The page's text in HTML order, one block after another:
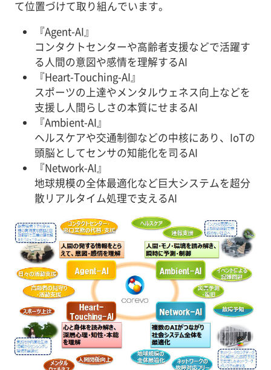
て位置づけて取り組んでいます。
『Agent-AI』
コンタクトセンターや高齢者支援などで活躍す
る人間の意図や感情を理解するAI
『Heart-Touching-AI』
スポーツの上達やメンタルウェネス向上などを
支援し人間らしさの本質にせまるAI
『Ambient-AI』
ヘルスケアや交通制御などの中核にあり、IoTの
頭脳としてセンサの知能化を司るAI
『Network-AI』
地球規模の全体最適化など巨大システムを超分
散リアルタイム処理で支えるAI